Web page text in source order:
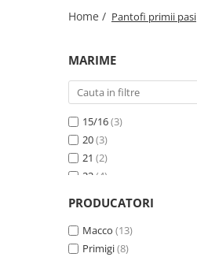
Home / Pantofi primii pasi
MARIME
15/16(3)
20(3)
21 (2)
22 (4)
25 (4)
26(1)
PRODUCATORI
Macco (13)
Primigi(8)